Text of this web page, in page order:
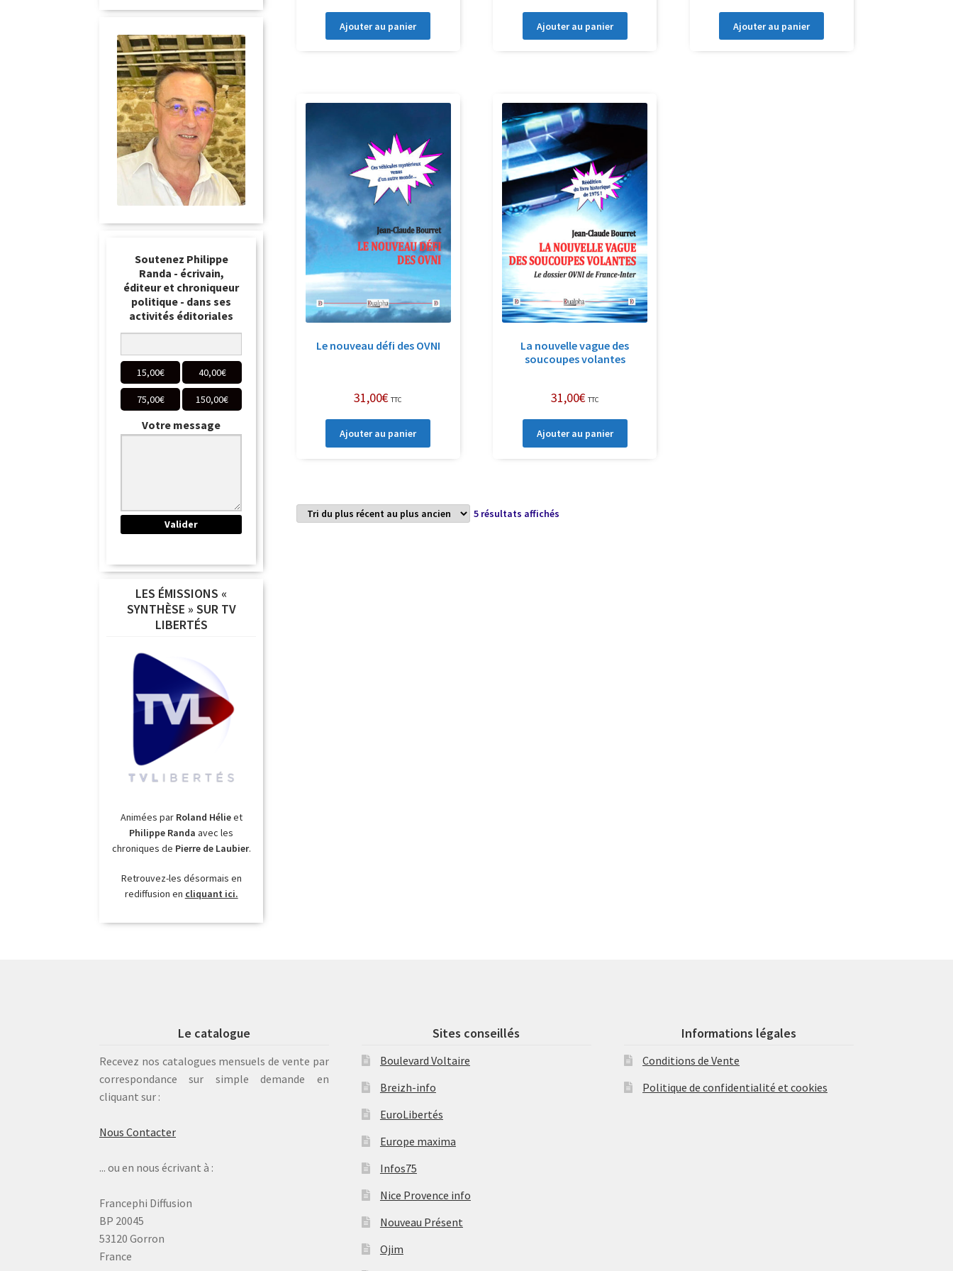
Ajouter au panier Ajouter au panier Ajouter au panier
Le nouveau défi des OVNI
31,00€ TTC
Ajouter au panier
La nouvelle vague des
soucoupes volantes
31,00€ TTC
Ajouter au panier
5 résultats affichésTrié
Soutenez Philippe
Randa - écrivain,
éditeur et chroniqueur
politique - dans ses
activités éditoriales
15,00€ 40,00€
75,00€ 150,00€
Votre message
LES ÉMISSIONS «
SYNTHÈSE » SUR TV
LIBERTÉS
Animées par Roland Hélieet
Philippe Randa avec les
chroniques de Pierre de Laubier.
Retrouvez-les désormais en
rediffusion en cliquant ici.
Le catalogue
Recevez nos catalogues mensuels de vente par
correspondance sur simple demande en
cliquant sur :
Nous Contacter
... ou en nous écrivant à :
Francephi Diffusion
BP 20045
53120 Gorron
France
Sites conseillés
Boulevard Voltaire
Breizh-info
EuroLibertés
Europe maxima
Infos75
Nice Provence info
Nouveau Présent
Ojim
Informations légales
Conditions de Vente
Politique de confidentialité et cookies